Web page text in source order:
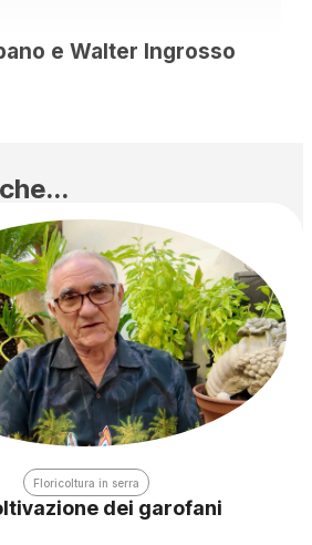
e Walter Ingrosso
Floricoltura in serra
dei garofani